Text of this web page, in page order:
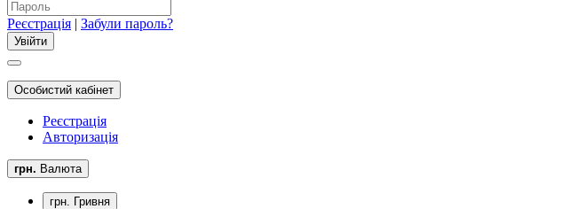
Реєстрація | Забули пароль?
Особистий кабінет
Реєстрація
Авторизація
грн. Валюта
грн. Гривня